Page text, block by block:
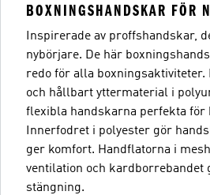
BOXNINGSHANDSKAR FÖR
Inspirerade av proffshandskar,
nybörjare. De här
redo för alla boxningsaktiviteter.
och hållbart yttermaterial i
flexibla handskarna perfekta för
Innerfodret i polyester gör
ger komfort. Handflatorna i
ventilation och kardborrebandet
stängning.